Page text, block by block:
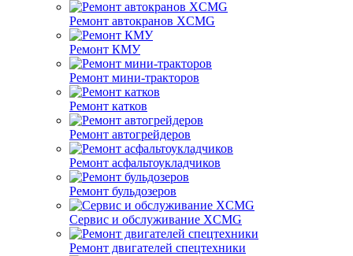
Ремонт автокранов XCMG
Ремонт КМУ
Ремонт мини-тракторов
Ремонт катков
Ремонт автогрейдеров
Ремонт асфальтоукладчиков
Ремонт бульдозеров
Сервис и обслуживание XCMG
Ремонт двигателей спецтехники